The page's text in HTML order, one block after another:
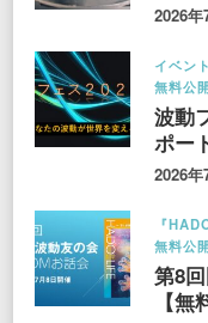
2026年
イベン
無料公
波動
ポー
2026年
『
無料公
第8
【無